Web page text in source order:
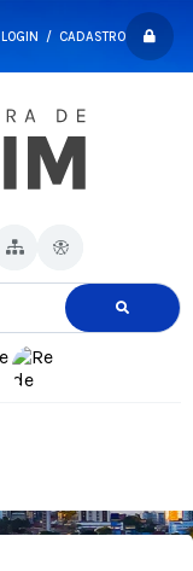
LOGIN / CADASTRO